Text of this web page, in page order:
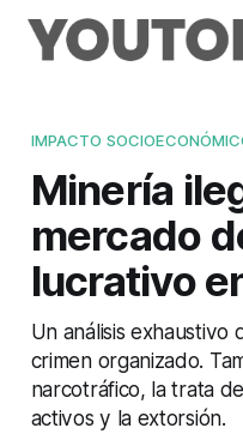
IMPACTO
Minería
mercado
lucrativo
Un análisis exhaustivo
crimen organizado.
narcotráfico, la trata
activos y la extorsión.